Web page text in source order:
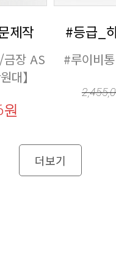
제작
대】
#등급_
#루이비
더보기